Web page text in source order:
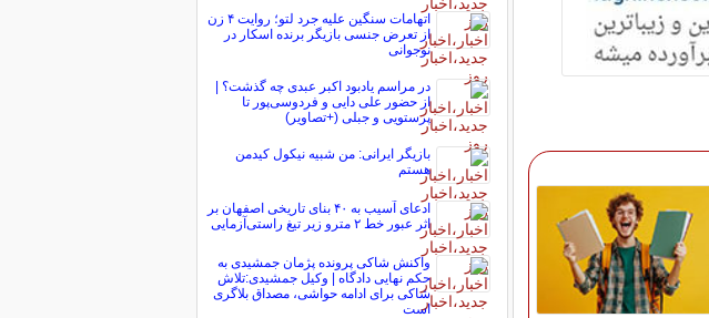
اتهامات سنگین علیه جرد لتو؛ روایت ۴ زن
از تعرض جنسی بازیگر برنده اسکار در
نوجوانی
در مراسم یادبود اکبر عبدی چه گذشت؟ |
از حضور علی دایی و فردوسی‌پور تا
پرستویی و جبلی (+تصاویر)
بازیگر ایرانی: من شبیه نیکول کیدمن
هستم
ادعای آسیب به ۴۰ بنای تاریخی اصفهان بر
اثر عبور خط ۲ مترو زیر تیغ راستی‌آزمایی
واکنش شاکی پرونده پژمان جمشیدی به
حکم نهایی دادگاه | وکیل جمشیدی:تلاش
شاکی برای ادامه حواشی، مصداق بلاگری
است